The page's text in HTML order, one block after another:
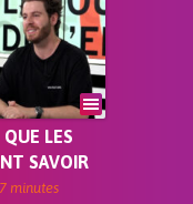
LES
SAVOIR
7 minutes